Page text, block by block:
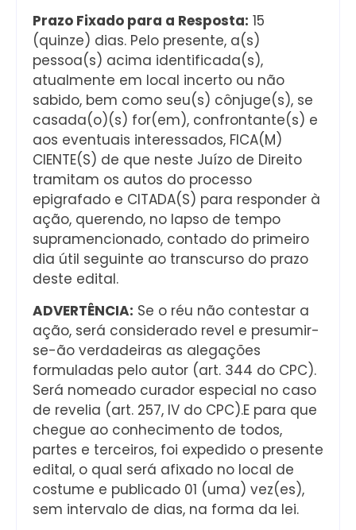
Prazo Fixado para a Resposta: 15
(quinze) dias. Pelo presente, a(s)
pessoa(s) acima identificada(s),
atualmente em local incerto ou não
sabido, bem como seu(s) cônjuge(s), se
casada(o)(s) for(em), confrontante(s) e
aos eventuais interessados, FICA(M)
CIENTE(S) de que neste Juízo de Direito
tramitam os autos do processo
epigrafado e CITADA(S) para responder à
ação, querendo, no lapso de tempo
supramencionado, contado do primeiro
dia útil seguinte ao transcurso do prazo
deste edital.
ADVERTÊNCIA: Se o réu não contestar a
ação, será considerado revel e presumir-
se-ão verdadeiras as alegações
formuladas pelo autor (art. 344 do CPC).
Será nomeado curador especial no caso
de revelia (art. 257, IV do CPC).E para que
chegue ao conhecimento de todos,
partes e terceiros, foi expedido o presente
edital, o qual será afixado no local de
costume e publicado 01 (uma) vez(es),
sem intervalo de dias, na forma da lei.